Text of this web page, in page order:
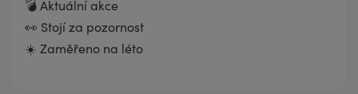
💣 Aktuální akce
👀 Stojí za pozornost
☀️ Zaměřeno na léto